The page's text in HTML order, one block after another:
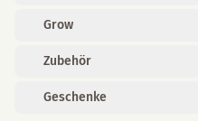
Grow
Zubehör
Geschenke